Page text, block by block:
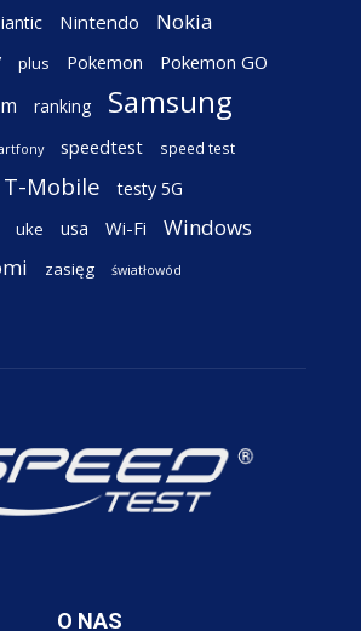
Nintendo Nokia
plus Pokemon Pokemon GO
ranking Samsung
speedtest speed test
T-Mobile testy 5G
uke usa Wi-Fi Windows
zasięg światłowód
O NAS